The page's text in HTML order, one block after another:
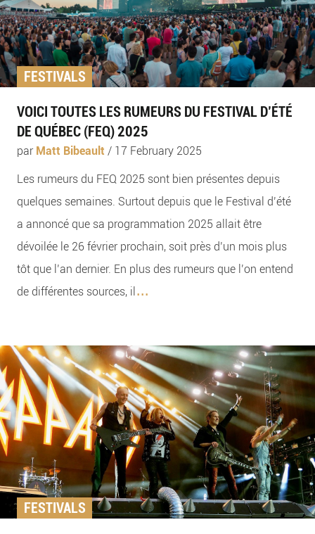
FESTIVALS
VOICI TOUTES LES RUMEURS DU FESTIVAL D’ÉTÉ
DE QUÉBEC (FEQ) 2025
par Matt Bibeault / 17 February 2025
Les rumeurs du FEQ 2025 sont bien présentes depuis
quelques semaines. Surtout depuis que le Festival d’été
a annoncé que sa programmation 2025 allait être
dévoilée le 26 février prochain, soit près d’un mois plus
tôt que l’an dernier. En plus des rumeurs que l’on entend
de différentes sources, il ...
FESTIVALS